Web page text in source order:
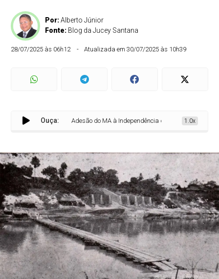
Por:Alberto Júnior
Fonte: Blog da Jucey Santana
28/07/2025 às 06h12 Atualizada em 30/07/2025 às 10h39
Ouça:Adesão do MA à Independência do Brasil aconteceu em
1.0x